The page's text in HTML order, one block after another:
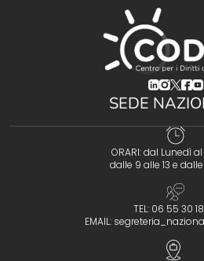
(opens
SEDE
ORARI: dal Lunedì
dalle 9 alle 13 e dalle
TEL: 06 55 30
EMAIL: